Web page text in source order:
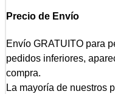
Precio de Envío
Envío GRATUITO para
pedidos inferiores,
compra.
La mayoría de nuestros